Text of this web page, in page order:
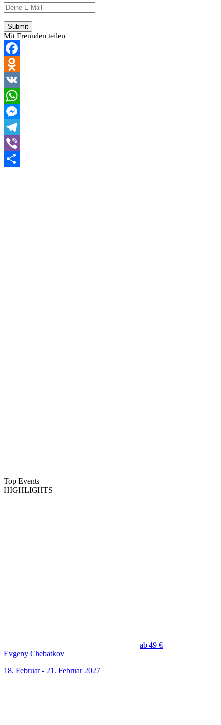
Mit Freunden teilen
Facebook
Odnoklassniki
VK
WhatsApp
Messenger
Telegram
Viber
Top Events
HIGHLIGHTS
ab 49 €
Evgeny Chebatkov
18. Februar - 21. Februar 2027